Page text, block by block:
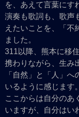
を、あえて言葉にす
演奏も歌詞も、歌声
えたいことを、「不
ました。
311以降、熊本に移
携わりながら、生み
「自然」と「人」
いるように感じます。
ここからは自分のあ
いますが、自分はい